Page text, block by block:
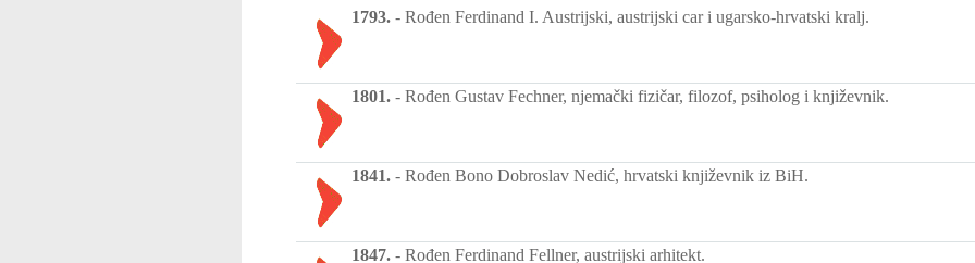
1793. - Rođen Ferdinand I. Austrijski, austrijski car i ugarsko-hrvatski kralj.
1801. - Rođen Gustav Fechner, njemački fizičar, filozof, psiholog i književnik.
1841. - Rođen Bono Dobroslav Nedić, hrvatski književnik iz BiH.
1847. - Rođen Ferdinand Fellner, austrijski arhitekt.